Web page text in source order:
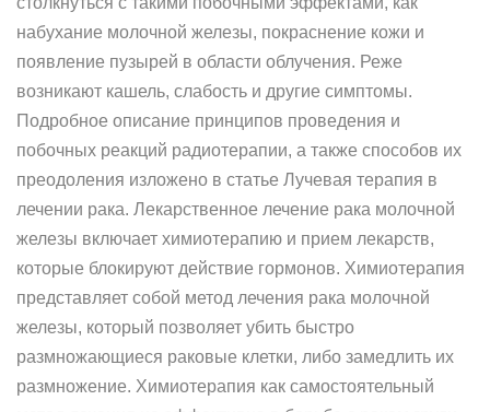
набухание молочной железы, покраснение кожи и
появление пузырей в области облучения. Реже
возникают кашель, слабость и другие симптомы.
Подробное описание принципов проведения и
побочных реакций радиотерапии, а также способов их
преодоления изложено в статье Лучевая терапия в
лечении рака. Лекарственное лечение рака молочной
железы включает химиотерапию и прием лекарств,
которые блокируют действие гормонов. Химиотерапия
представляет собой метод лечения рака молочной
железы, который позволяет убить быстро
размножающиеся раковые клетки, либо замедлить их
размножение. Химиотерапия как самостоятельный